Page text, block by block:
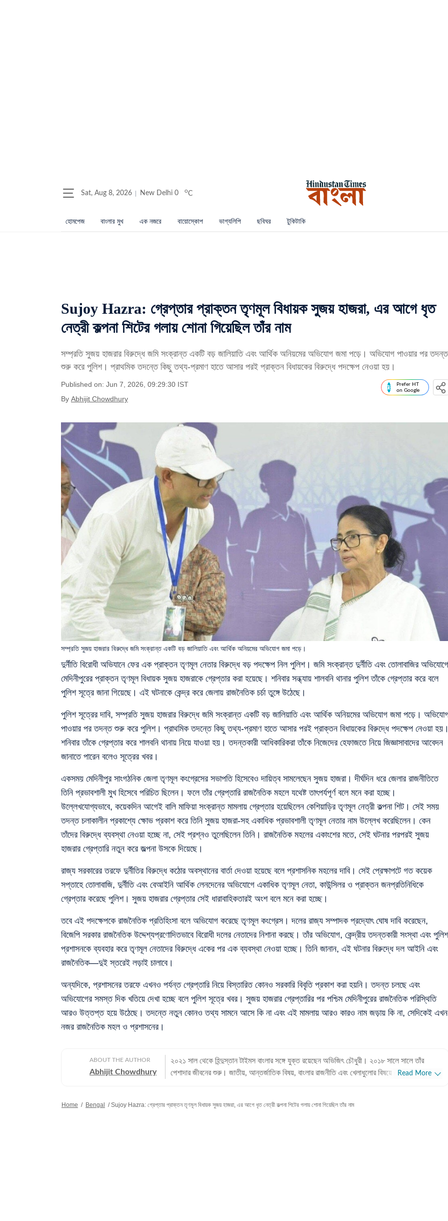
Sat, Aug 8, 2026 New Delhi 0 oC
হোমপেজ বাংলার মুখ এক নজরে বায়োস্কোপ ভাগ্যলিপি ছবিঘর টুকিটাকি
Sujoy Hazra: গ্রেপ্তার প্রাক্তন তৃণমূল বিধায়ক সুজয় হাজরা, এর আগে ধৃত
নেত্রী কল্পনা শিটের গলায় শোনা গিয়েছিল তাঁর নাম
সম্প্রতি সুজয় হাজরার বিরুদ্ধে জমি সংক্রান্ত একটি বড় জালিয়াতি এবং আর্থিক অনিয়মের অভিযোগ জমা পড়ে। অভিযোগ পাওয়ার পর তদন্ত
শুরু করে পুলিশ। প্রাথমিক তদন্তে কিছু তথ্য-প্রমাণ হাতে আসার পরই প্রাক্তন বিধায়কের বিরুদ্ধে পদক্ষেপ নেওয়া হয়।
Published on: Jun 7, 2026, 09:29:30 IST
By Abhijit Chowdhury
Prefer HT
on Google
দুর্নীতি বিরোধী অভিযানে ফের এক প্রাক্তন তৃণমূল নেতার বিরুদ্ধে বড় পদক্ষেপ নিল পুলিশ। জমি সংক্রান্ত দুর্নীতি এবং তোলাবাজির অভিযোগে
মেদিনীপুরের প্রাক্তন তৃণমূল বিধায়ক সুজয় হাজরাকে গ্রেপ্তার করা হয়েছে। শনিবার সন্ধ্যায় শালবনি থানার পুলিশ তাঁকে গ্রেপ্তার করে বলে
পুলিশ সূত্রে জানা গিয়েছে। এই ঘটনাকে কেন্দ্র করে জেলায় রাজনৈতিক চর্চা তুঙ্গে উঠেছে।
সম্প্রতি সুজয় হাজরার বিরুদ্ধে জমি সংক্রান্ত একটি বড় জালিয়াতি এবং আর্থিক অনিয়মের অভিযোগ জমা পড়ে।
পুলিশ সূত্রের দাবি, সম্প্রতি সুজয় হাজরার বিরুদ্ধে জমি সংক্রান্ত একটি বড় জালিয়াতি এবং আর্থিক অনিয়মের অভিযোগ জমা পড়ে।
পাওয়ার পর তদন্ত শুরু করে পুলিশ। প্রাথমিক তদন্তে কিছু তথ্য-প্রমাণ হাতে আসার পরই প্রাক্তন বিধায়কের বিরুদ্ধে পদক্ষেপ নেওয়া
শনিবার তাঁকে গ্রেপ্তার করে শালবনি থানায় নিয়ে যাওয়া হয়। তদন্তকারী আধিকারিকরা তাঁকে নিজেদের হেফাজতে নিয়ে জিজ্ঞাসাবাদের আবেদন
জানাতে পারেন বলেও সূত্রের খবর।
একসময় মেদিনীপুর সাংগঠনিক জেলা তৃণমূল কংগ্রেসের সভাপতি হিসেবেও দায়িত্ব সামলেছেন সুজয় হাজরা। দীর্ঘদিন ধরে জেলার রাজনীতিতে
তিনি প্রভাবশালী মুখ হিসেবে পরিচিত ছিলেন। ফলে তাঁর গ্রেপ্তারি রাজনৈতিক মহলে যথেষ্ট তাৎপর্যপূর্ণ বলে মনে করা হচ্ছে।
উল্লেখযোগ্যভাবে, কয়েকদিন আগেই বালি মাফিয়া সংক্রান্ত মামলায় গ্রেপ্তার হয়েছিলেন কেশিয়াড়ির তৃণমূল নেত্রী কল্পনা শিট। সেই সময়
তদন্ত চলাকালীন প্রকাশ্যে ক্ষোভ প্রকাশ করে তিনি সুজয় হাজরা-সহ একাধিক প্রভাবশালী তৃণমূল নেতার নাম উল্লেখ করেছিলেন। কেন
তাঁদের বিরুদ্ধে ব্যবস্থা নেওয়া হচ্ছে না, সেই প্রশ্নও তুলেছিলেন তিনি। রাজনৈতিক মহলের একাংশের মতে, সেই ঘটনার পরপরই সুজয়
হাজরার গ্রেপ্তারি নতুন করে জল্পনা উসকে দিয়েছে।
রাজ্য সরকারের তরফে দুর্নীতির বিরুদ্ধে কঠোর অবস্থানের বার্তা দেওয়া হয়েছে বলে প্রশাসনিক মহলের দাবি। সেই প্রেক্ষাপটে গত কয়েক
সপ্তাহে তোলাবাজি, দুর্নীতি এবং বেআইনি আর্থিক লেনদেনের অভিযোগে একাধিক তৃণমূল নেতা, কাউন্সিলর ও প্রাক্তন জনপ্রতিনিধিকে
গ্রেপ্তার করেছে পুলিশ। সুজয় হাজরার গ্রেপ্তার সেই ধারাবাহিকতারই অংশ বলে মনে করা হচ্ছে।
তবে এই পদক্ষেপকে রাজনৈতিক প্রতিহিংসা বলে অভিযোগ করেছে তৃণমূল কংগ্রেস। দলের রাজ্য সম্পাদক প্রদ্যোৎ ঘোষ দাবি করেছেন,
বিজেপি সরকার রাজনৈতিক উদ্দেশ্যপ্রণোদিতভাবে বিরোধী দলের নেতাদের নিশানা করছে। তাঁর অভিযোগ, কেন্দ্রীয় তদন্তকারী সংস্থা এবং পুলিশ
প্রশাসনকে ব্যবহার করে তৃণমূল নেতাদের বিরুদ্ধে একের পর এক ব্যবস্থা নেওয়া হচ্ছে। তিনি জানান, এই ঘটনার বিরুদ্ধে দল আইনি এবং
রাজনৈতিক—দুই স্তরেই লড়াই চালাবে।
অন্যদিকে, প্রশাসনের তরফে এখনও পর্যন্ত গ্রেপ্তারি নিয়ে বিস্তারিত কোনও সরকারি বিবৃতি প্রকাশ করা হয়নি। তদন্ত চলছে এবং
অভিযোগের সমস্ত দিক খতিয়ে দেখা হচ্ছে বলে পুলিশ সূত্রে খবর। সুজয় হাজরার গ্রেপ্তারির পর পশ্চিম মেদিনীপুরের রাজনৈতিক পরিস্থিতি
আরও উত্তপ্ত হয়ে উঠেছে। তদন্তে নতুন কোনও তথ্য সামনে আসে কি না এবং এই মামলায় আরও কারও নাম জড়ায় কি না, সেদিকেই এখন
নজর রাজনৈতিক মহল ও প্রশাসনের।
ABOUT THE AUTHOR
Abhijit Chowdhury
২০২১ সাল থেকে হিন্দুস্তান টাইমস বাংলার সঙ্গে যুক্ত রয়েছেন অভিজিৎ চৌধুরী। ২০১৮ সালে সালে তাঁর
পেশাদার জীবনের শুরু। জাতীয়, আন্তর্জাতিক বিষয়, বাংলার রাজনীতি এবং খেলাধুলোর বিষয়ে লেখার ক্ষেত্রে ৮
জগতে প্রবেশ করেছেন অভিজিৎ। হিন্দুস্তান টাইমস বাংলায় যোগদানের আগে ওয়ানইন্ডিয়া এবং ইটিভি ভারতে
Read More
Home / Bengal / Sujoy Hazra: গ্রেপ্তার প্রাক্তন তৃণমূল বিধায়ক সুজয় হাজরা, এর আগে ধৃত নেত্রী কল্পনা শিটের গলায় শোনা গিয়েছিল তাঁর নাম